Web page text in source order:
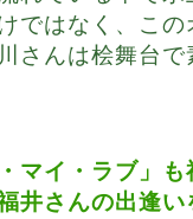
ではなく、こ
さんは桧舞台
マイ・ラブ」
井さんの出逢